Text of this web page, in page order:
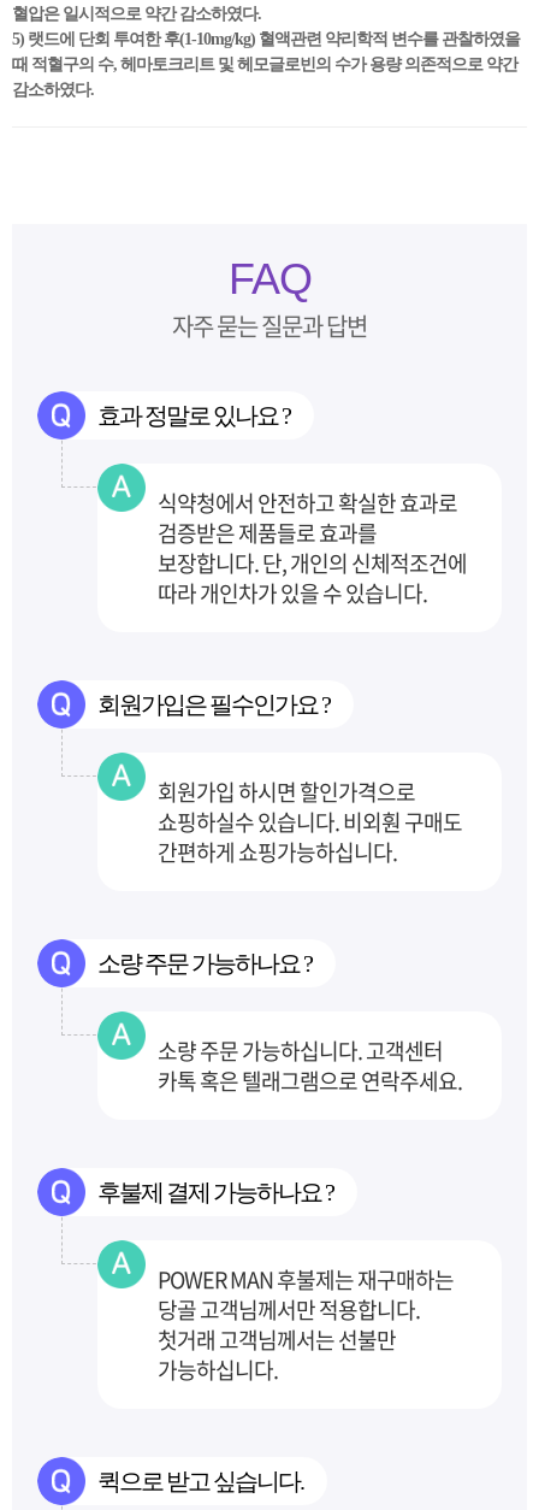
혈압은 일시적으로 약간 감소하였다.
5) 랫드에 단회 투여한 후(1-10mg/kg) 혈액관련 약리학적 변수를 관찰하였을
때 적혈구의 수, 헤마토크리트 및 헤모글로빈의 수가 용량 의존적으로 약간
감소하였다.
FAQ
자주 묻는 질문과 답변
효과 정말로 있나요 ?
식약청에서 안전하고 확실한 효과로
검증받은 제품들로 효과를
보장합니다.단, 개인의 신체적조건에
따라 개인차가 있을 수 있습니다.
회원가입은 필수인가요 ?
회원가입 하시면 할인가격으로
쇼핑하실수 있습니다. 비외훤 구매도
간편하게 쇼핑가능하십니다.
소량 주문 가능하나요 ?
소량 주문 가능하십니다. 고객센터
카톡 혹은 텔래그램으로 연락주세요.
후불제 결제 가능하나요 ?
POWER MAN 후불제는 재구매하는
당골 고객님께서만 적용합니다.
첫거래 고객님께서는 선불만
가능하십니다.
퀵으로 받고 싶습니다.